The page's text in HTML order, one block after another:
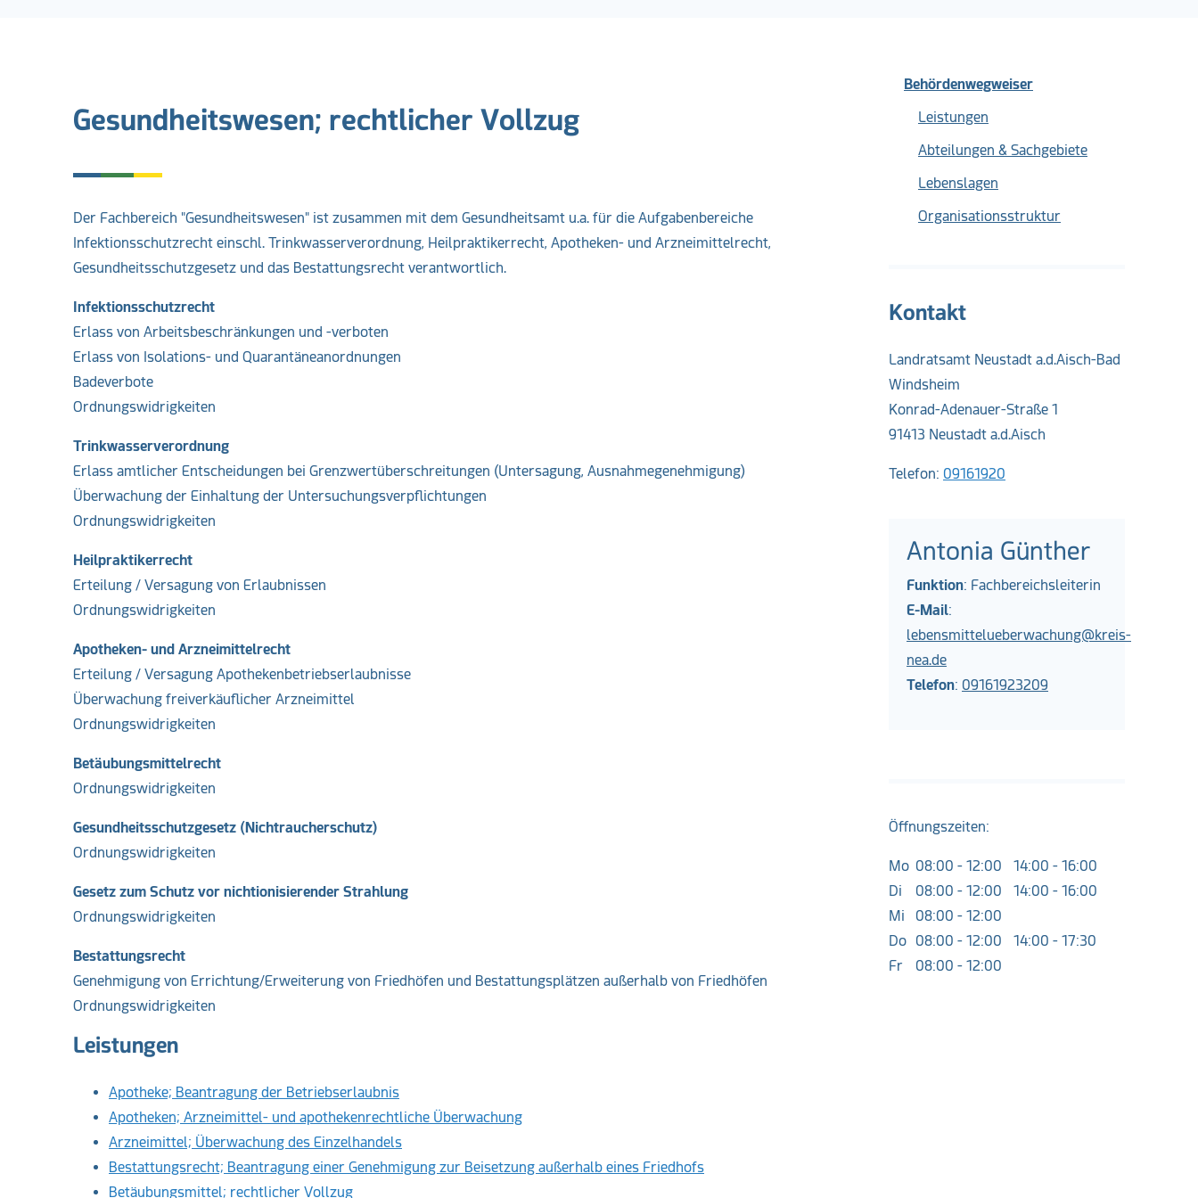
Gesundheitswesen; rechtlicher Vollzug
Der Fachbereich "Gesundheitswesen" ist zusammen mit dem Gesundheitsamt u.a. für die Aufgabenbereiche
Infektionsschutzrecht einschl. Trinkwasserverordnung, Heilpraktikerrecht, Apotheken- und Arzneimittelrecht,
Gesundheitsschutzgesetz und das Bestattungsrecht verantwortlich.
Infektionsschutzrecht
Erlass von Arbeitsbeschränkungen und -verboten
Erlass von Isolations- und Quarantäneanordnungen
Badeverbote
Ordnungswidrigkeiten
Trinkwasserverordnung
Erlass amtlicher Entscheidungen bei Grenzwertüberschreitungen (Untersagung, Ausnahmegenehmigung)
Überwachung der Einhaltung der Untersuchungsverpflichtungen
Ordnungswidrigkeiten
Heilpraktikerrecht
Erteilung / Versagung von Erlaubnissen
Ordnungswidrigkeiten
Apotheken- und Arzneimittelrecht
Erteilung / Versagung Apothekenbetriebserlaubnisse
Überwachung freiverkäuflicher Arzneimittel
Ordnungswidrigkeiten
Betäubungsmittelrecht
Ordnungswidrigkeiten
Gesundheitsschutzgesetz (Nichtraucherschutz)
Ordnungswidrigkeiten
Gesetz zum Schutz vor nichtionisierender Strahlung
Ordnungswidrigkeiten
Bestattungsrecht
Genehmigung von Errichtung/Erweiterung von Friedhöfen und Bestattungsplätzen außerhalb von Friedhöfen
Ordnungswidrigkeiten
Leistungen
Apotheke; Beantragung der Betriebserlaubnis
Apotheken; Arzneimittel- und apothekenrechtliche Überwachung
Arzneimittel; Überwachung des Einzelhandels
Bestattungsrecht; Beantragung einer Genehmigung zur Beisetzung außerhalb eines Friedhofs
Betäubungsmittel; rechtlicher Vollzug
Behördenwegweiser
Leistungen
Abteilungen & Sachgebiete
Lebenslagen
Organisationsstruktur
Kontakt
Landratsamt Neustadt a.d.Aisch-Bad
Windsheim
Konrad-Adenauer-Straße 1
91413 Neustadt a.d.Aisch
Telefon: 09161920
Antonia Günther
Funktion: Fachbereichsleiterin
E-Mail:
lebensmittelueberwachung@kreis-
nea.de
Telefon: 09161923209
Öffnungszeiten:
Mo 08:00 - 12:00
14:00 - 16:00
Di
08:00 - 12:00
14:00 - 16:00
Mi
08:00 - 12:00
Do 08:00 - 12:00
14:00 - 17:30
Fr
08:00 - 12:00